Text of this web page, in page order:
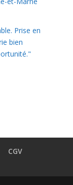
Prise en
bien
CGV